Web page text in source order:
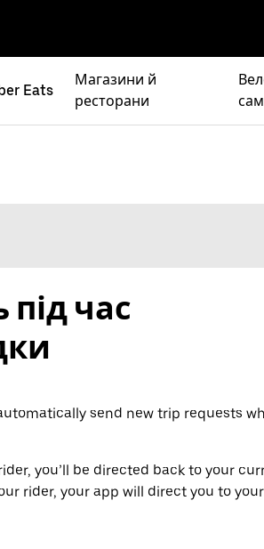
Eats
Магазини й
ресторани
час
send new trip requests
you’ll be directed back to your
rider, your app will direct you to